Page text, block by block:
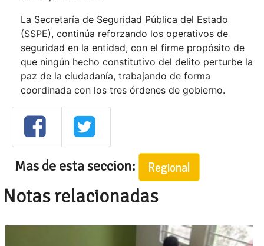
La Secretaría de Seguridad Pública del Estado
(SSPE), continúa reforzando los operativos de
seguridad en la entidad, con el firme propósito de
que ningún hecho constitutivo del delito perturbe la
paz de la ciudadanía, trabajando de forma
coordinada con los tres órdenes de gobierno.
Mas de esta seccion: Regional
Notas relacionadas